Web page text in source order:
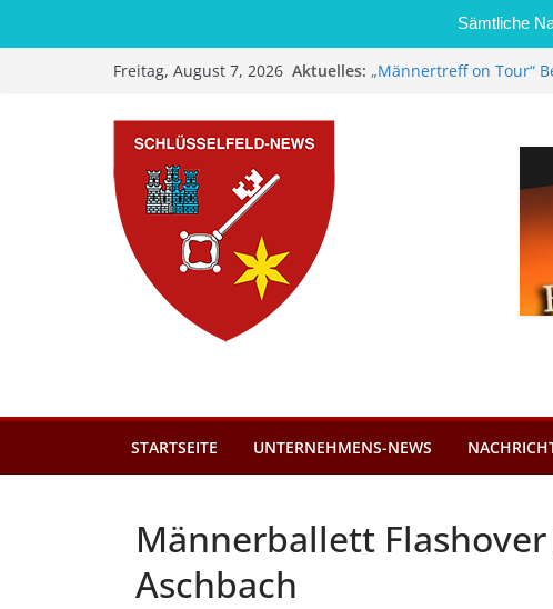
Sämtliche
Freitag, August 7, 2026 Aktuelles: „Männertreff on Tour“
Stadt Schlüsselfeld
Dieseldiebstahl im
STARTSEITE UNTERNEHMENS-NEWS
Männerballett
Aschbach